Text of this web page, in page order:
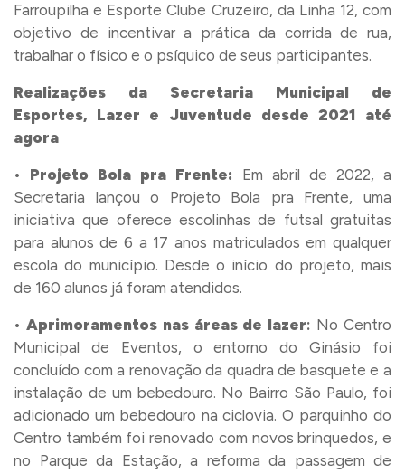
Farroupilha e Esporte Clube Cruzeiro, da Linha 12, com
objetivo de incentivar a prática da corrida de rua,
trabalhar o físico e o psíquico de seus participantes.
Realizações da Secretaria Municipal de
Esportes, Lazer e Juventude desde 2021 até
agora
• Projeto Bola pra Frente:
Em abril de 2022, a
Secretaria lançou o Projeto Bola pra Frente, uma
iniciativa que oferece escolinhas de futsal gratuitas
para alunos de 6 a 17 anos matriculados em qualquer
escola do município. Desde o início do projeto, mais
de 160 alunos já foram atendidos.
• Aprimoramentos nas áreas de lazer: No Centro
Municipal de Eventos, o entorno do Ginásio foi
concluído com a renovação da quadra de basquete e a
instalação de um bebedouro. No Bairro São Paulo, foi
adicionado um bebedouro na ciclovia. O parquinho do
Centro também foi renovado com novos brinquedos, e
no Parque da Estação, a reforma da passagem de